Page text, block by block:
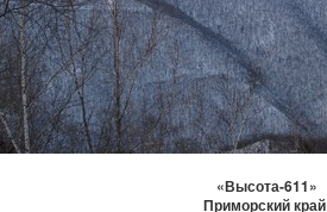
«Высота-611»
Приморский край